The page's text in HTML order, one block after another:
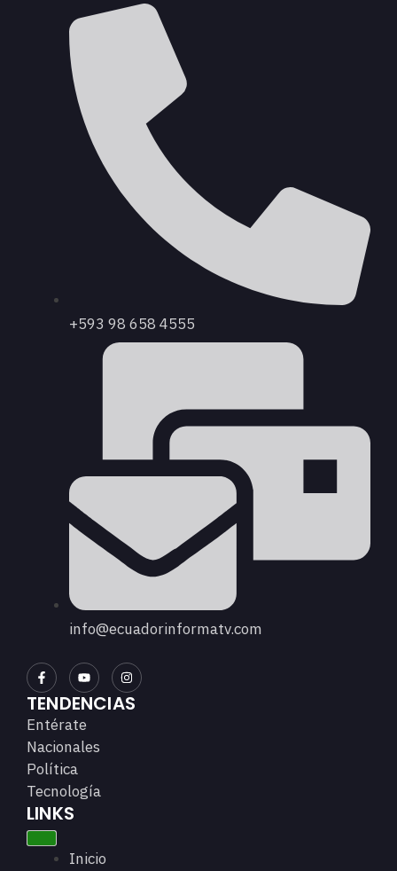
+593 98 658 4555
info@ecuadorinformatv.com
TENDENCIAS
Entérate
Nacionales
Política
Tecnología
LINKS
Inicio